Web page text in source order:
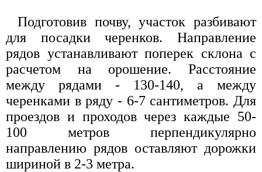
Подготовив почву, участок разбивают
для посадки черенков. Направление
рядов устанавливают поперек склона с
расчетом на орошение. Расстояние
между рядами - 130-140, а между
черенками в ряду - 6-7 сантиметров. Для
проездов и проходов через каждые 50-
100 метров перпендикулярно
направлению рядов оставляют дорожки
шириной в 2-3 метра.